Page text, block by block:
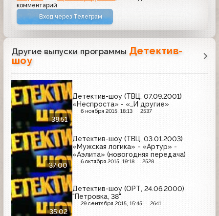
комментарий
Вход через Телеграм
Другие выпуски программы Детектив-
шоу
38:51
Детектив-шоу (ТВЦ, 07.09.2001)
«Неспроста» - «…И другие»
6 ноября 2015, 18:13 2537
37:00
Детектив-шоу (ТВЦ, 03.01.2003)
«Мужская логика» - «Артур» -
«Аэлита» (новогодняя передача)
6 октября 2015, 19:18 2528
35:02
Детектив-шоу (ОРТ, 24.06.2000)
"Петровка, 38"
29 сентября 2015, 15:45 2641